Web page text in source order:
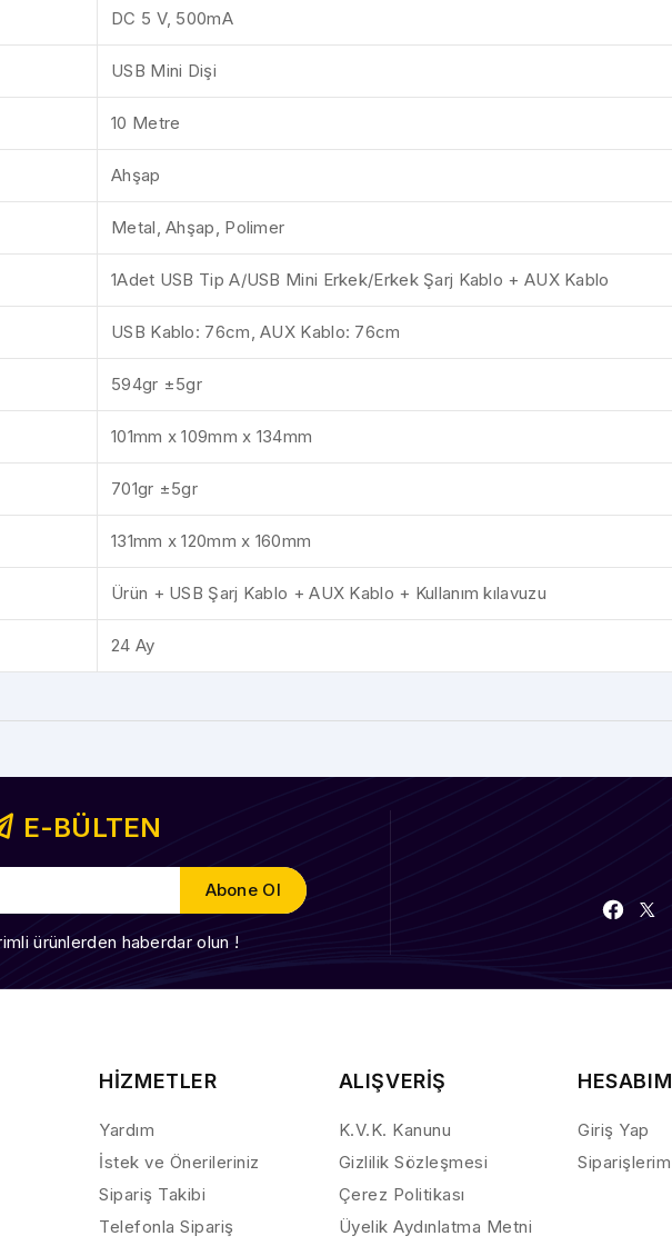
DC 5 V, 500mA
USB Mini Dişi
10 Metre
Ahşap
Metal, Ahşap, Polimer
1Adet USB Tip A/USB Mini Erkek/Erkek Şarj Kablo + AUX Kablo
USB Kablo: 76cm, AUX Kablo: 76cm
594gr ±5gr
101mm x 109mm x 134mm
701gr ±5gr
131mm x 120mm x 160mm
Ürün + USB Şarj Kablo + AUX Kablo + Kullanım kılavuzu
24 Ay
E-BÜLTEN
ürünlerden haberdar olun !
HİZMETLER
Yardım
İstek ve Önerileriniz
Sipariş Takibi
Telefonla Sipariş
ALIŞVERİŞ
K.V.K. Kanunu
Gizlilik Sözleşmesi
Çerez Politikası
Üyelik Aydınlatma Metni
HESABIM
Giriş Yap
Siparişlerim